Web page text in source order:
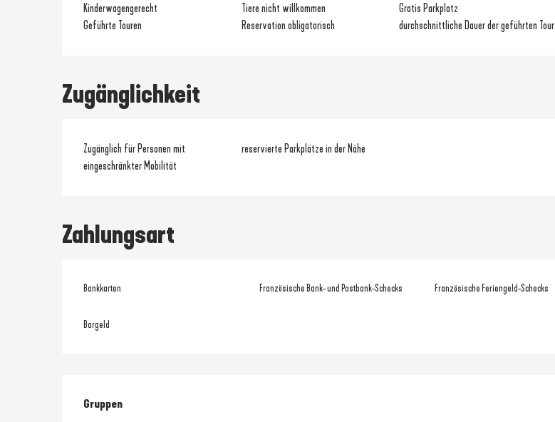
Kinderwagengerecht Tiere nicht willkommen
Gratis Parkplatz
Geführte Touren
Reservation obligatorisch durchschnittliche Dauer der geführten Tour
Zugänglichkeit
Zugänglich für Personen mit
eingeschränkter Mobilität
reservierte Parkplätze in der Nähe
Zahlungsart
Bankkarten Französische Bank- und Postbank-Schecks Französische Feriengeld-Schecks
Bargeld
Gruppen
Gruppen